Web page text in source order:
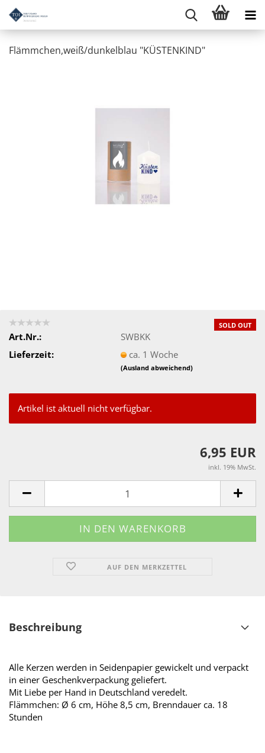
Flämmchen,weiß/dunkelblau "KÜSTENKIND"
SOLD OUT
Art.Nr.:
SWBKK
Lieferzeit:
ca. 1 Woche
(Ausland abweichend)
Artikel ist aktuell nicht verfügbar.
6,95 EUR
inkl. 19% MwSt.
AUF DEN MERKZETTEL
Beschreibung
Alle Kerzen werden in Seidenpapier gewickelt und verpackt
in einer Geschenkverpackung geliefert.
Mit Liebe per Hand in Deutschland veredelt.
Flämmchen: Ø 6 cm, Höhe 8,5 cm, Brenndauer ca. 18
Stunden